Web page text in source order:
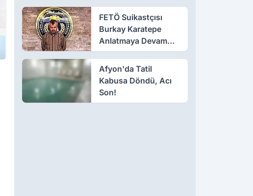
FETÖ Suikastçısı
Burkay Karatepe
Anlatmaya Devam
Ediyor: Suikast İçin
Gittim
Afyon'da Tatil
Kabusa Döndü, Acı
Son!